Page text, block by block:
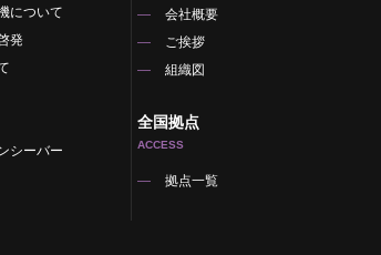
について
発
シーバー
会社概要
ご挨拶
組織図
全国拠点
ACCESS
拠点一覧